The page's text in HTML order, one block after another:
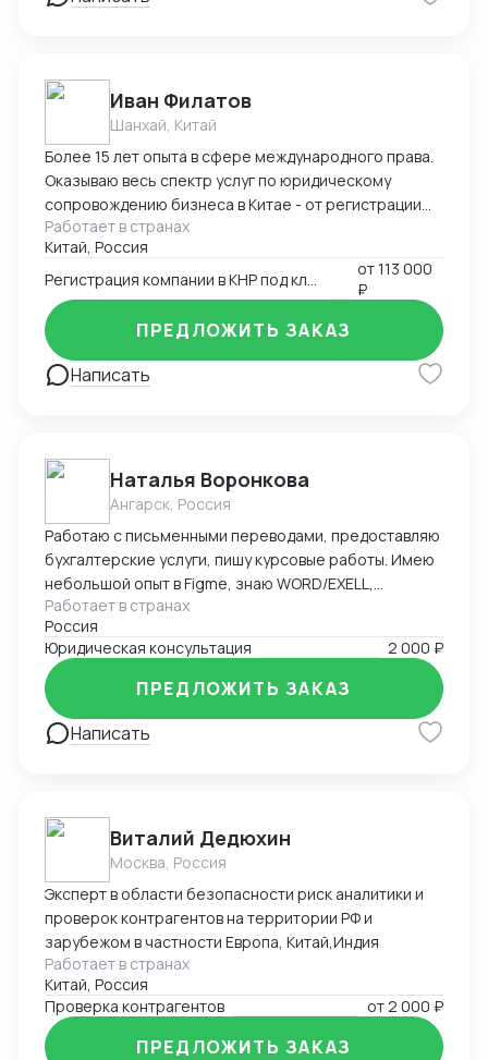
Иван Филатов
Шанхай, Китай
Более 15 лет опыта в сфере международного права.
Оказываю весь спектр услуг по юридическому
сопровождению бизнеса в Китае - от регистрации
компании с участием граждан России и получения
разрешения на работу, миграции бизнеса, открытия
счетов в местном банке, оформления приглашений
на въезд до взаимодействия с госорганами и
службами в Китае, проверки контрагентов до
подготовки и совершения сделок и абонентского
обслуживания бизнеса.
Работает в странах
Китай, Россия
от113 000
₽
Написать
ПРЕДЛОЖИТЬ ЗАКАЗ
Наталья Воронкова
Ангарск, Россия
Работаю с письменными переводами, предоставляю
бухгалтерские услуги, пишу курсовые работы. Имею
небольшой опыт в Figme, знаю WORD/EXELL,
составляю и редактирую таблицы. Рассматриваю
подработку, рассмотрю Ваши варианты.
Работает в странах
Россия
Юридическая консультация
2 000 ₽
Написать
ПРЕДЛОЖИТЬ ЗАКАЗ
Виталий Дедюхин
Москва, Россия
Эксперт в области безопасности риск аналитики и
проверок контрагентов на территории РФ и
зарубежом в частности Европа, Китай,Индия
Работает в странах
Китай, Россия
Проверка контрагентов
от2 000 ₽
ПРЕДЛОЖИТЬ ЗАКАЗ